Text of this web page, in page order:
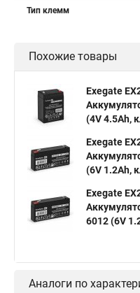
Тип клемм
Похожие товары
Exegate
(4V 4.5Ah,
Exegate
(6V 1.2Ah,
Exegate
6012 (6V
Аналоги по